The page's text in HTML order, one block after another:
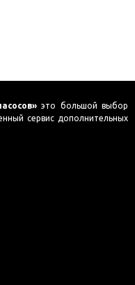
это большой выбор
сервис дополнительных